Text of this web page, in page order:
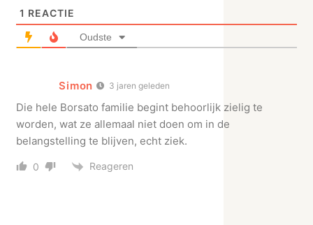
1 REACTIE
Oudste
Simon 3 jaren geleden
Die hele Borsato familie begint behoorlijk zielig te
worden, wat ze allemaal niet doen om in de
belangstelling te blijven, echt ziek.
0 Reageren